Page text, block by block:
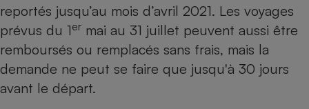
reportés jusqu’au mois d’avril 2021. Les voyages
prévus du 1er mai au 31 juillet peuvent aussi être
remboursés ou remplacés sans frais, mais la
demande ne peut se faire que jusqu'à 30 jours
avant le départ.